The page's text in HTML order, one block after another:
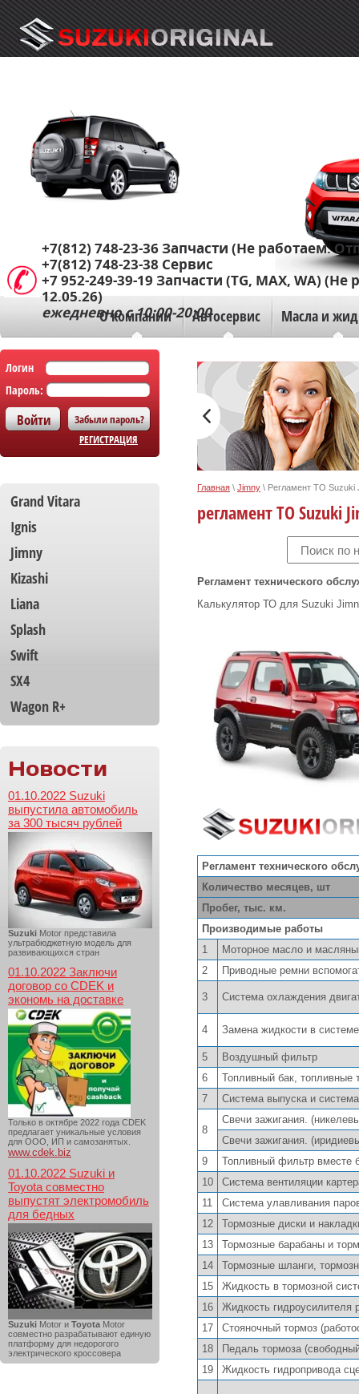
О компании Автосервис Масла и
+7(812) 748-23-36 Запчасти (Не работаем.
+7(812) 748-23-38 Сервис
+7 952-249-39-19 Запчасти (TG, MAX, WA) (Не
12.05.26)
ежедневно с 10:00-20:00
Логин
Пароль:
Забыли пароль?
РЕГИСТРАЦИЯ
Grand Vitara
Ignis
Jimny
Kizashi
Liana
Splash
Swift
SX4
Wagon R+
Новости
01.10.2022 Suzuki
выпустила автомобиль
за 300 тысяч рублей
Suzuki Motor представила
ультрабюджетную модель для
развивающихся стран
01.10.2022 Заключи
договор со CDEK и
экономь на доставке
Только в октябре 2022 года CDEK
предлагает уникальные условия
для ООО, ИП и самозанятых.
www.cdek.biz
01.10.2022 Suzuki и
Toyota совместно
выпустят электромобиль
для бедных
Suzuki Motor и Toyota Motor
совместно разрабатывают единую
платформу для недорогого
электрического кроссовера
Главная \ Jimny \ Регламент ТО Suzuki
регламент ТО Suzuki
Регламент технического
Калькулятор ТО для Suzuki
Регламент технического
Количество месяцев, шт
Пробег, тыс. км.
Производимые работы
1
Моторное масло и
2
Приводные ремни
3 Система охлаждения
4 Замена жидкости в
5
Воздушный фильтр
6
Топливный бак, топливные
7
Система выпуска и
8
Свечи зажигания.
Свечи зажигания.
9
Топливный фильтр вместе
10
Система вентиляции
11
Система улавливания
12
Тормозные диски и
13
Тормозные барабаны и
14
Тормозные шланги,
15
Жидкость в тормозной
16
Жидкость гидроусилителя
17
Стояночный тормоз
18
Педаль тормоза
19
Жидкость гидропривода